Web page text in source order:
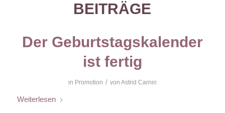
BEITRÄGE
Der Geburtstagskalender
ist fertig
in Promotion / von Astrid Carnin
Weiterlesen